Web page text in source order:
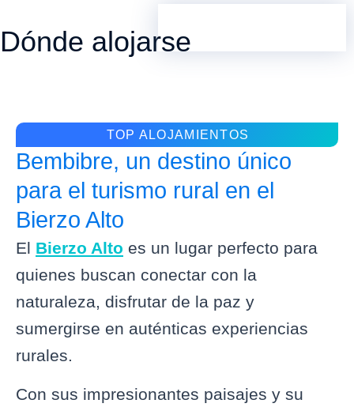
Dónde alojarse
TOP ALOJAMIENTOS
Bembibre, un destino único
para el turismo rural en el
Bierzo Alto
El Bierzo Alto es un lugar perfecto para
quienes buscan conectar con la
naturaleza, disfrutar de la paz y
sumergirse en auténticas experiencias
rurales.
Con sus impresionantes paisajes y su